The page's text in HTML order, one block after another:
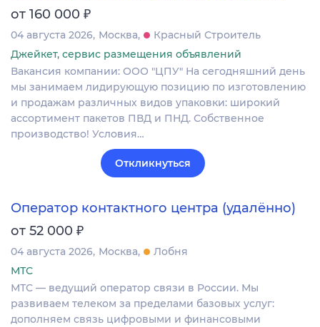
от 160 000 ₽
04 августа 2026 Москва
Красный Строитель
Джейкет, сервис размещения объявлений
Вакансия компании: ООО "ЦПУ" На сегодняшний день
мы занимаем лидирующую позицию по изготовлению
и продажам различных видов упаковки: широкий
ассортимент пакетов ПВД и ПНД. Собственное
производство! Условия…
Откликнуться
Оператор контактного центра (удалённо)
от 52 000 ₽
04 августа 2026 Москва
Лобня
МТС
МТС — ведущий оператор связи в России. Мы
развиваем телеком за пределами базовых услуг:
дополняем связь цифровыми и финансовыми